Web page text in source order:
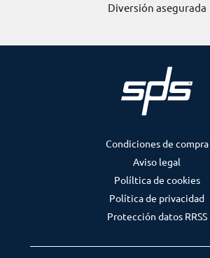
Diversión asegurada
Condiciones de compra
Aviso legal
Políltica de cookies
Política de privacidad
Protección datos RRSS